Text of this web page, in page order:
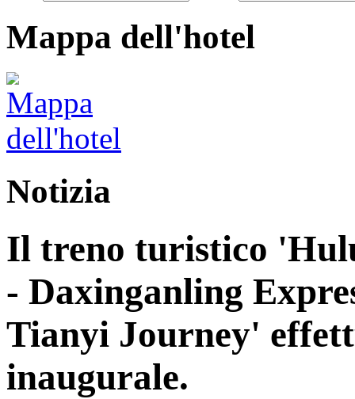
Mappa dell'hotel
Notizia
Il treno turistico
- Daxinganling
Tianyi Journey'
inaugurale.